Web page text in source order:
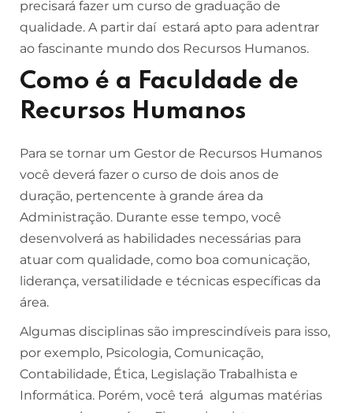
precisará fazer um curso de graduação de
qualidade. A partir daí estará apto para adentrar
ao fascinante mundo dos Recursos Humanos.
Como é a Faculdade de
Recursos Humanos
Para se tornar um Gestor de Recursos Humanos
você deverá fazer o curso de dois anos de
duração, pertencente à grande área da
Administração. Durante esse tempo, você
desenvolverá as habilidades necessárias para
atuar com qualidade, como boa comunicação,
liderança, versatilidade e técnicas específicas da
área.
Algumas disciplinas são imprescindíveis para isso,
por exemplo, Psicologia, Comunicação,
Contabilidade, Ética, Legislação Trabalhista e
Informática. Porém, você terá algumas matérias